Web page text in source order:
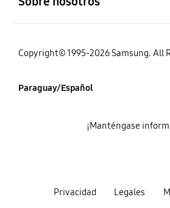
Copyright© 1995-2026 Samsung. All
Paraguay/Español
Privacidad Legales
¡Manténgase